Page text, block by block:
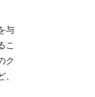
与
こ
ク